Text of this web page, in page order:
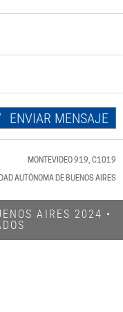
ENVIAR MENSAJE
MONTEVIDEO 919, C1019
AUTÓNOMA DE BUENOS AIRES
AIRES 2024​ •